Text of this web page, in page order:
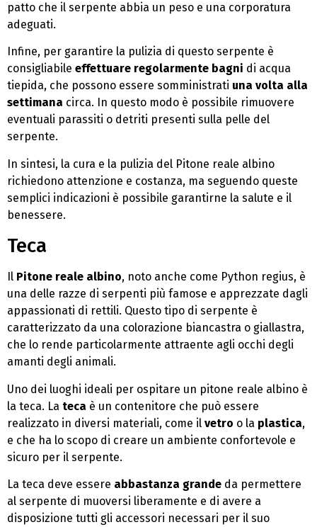
patto che il serpente abbia un peso e una corporatura
adeguati.
Infine, per garantire la pulizia di questo serpente è
consigliabile effettuare regolarmente bagni di acqua
tiepida, che possono essere somministrati una volta alla
settimana circa. In questo modo è possibile rimuovere
eventuali parassiti o detriti presenti sulla pelle del
serpente.
In sintesi, la cura e la pulizia del Pitone reale albino
richiedono attenzione e costanza, ma seguendo queste
semplici indicazioni è possibile garantirne la salute e il
benessere.
Teca
Il Pitone reale albino, noto anche come Python regius, è
una delle razze di serpenti più famose e apprezzate dagli
appassionati di rettili. Questo tipo di serpente è
caratterizzato da una colorazione biancastra o giallastra,
che lo rende particolarmente attraente agli occhi degli
amanti degli animali.
Uno dei luoghi ideali per ospitare un pitone reale albino è
la teca. La teca è un contenitore che può essere
realizzato in diversi materiali, come il vetro o la plastica,
e che ha lo scopo di creare un ambiente confortevole e
sicuro per il serpente.
La teca deve essere abbastanza grande da permettere
al serpente di muoversi liberamente e di avere a
disposizione tutti gli accessori necessari per il suo